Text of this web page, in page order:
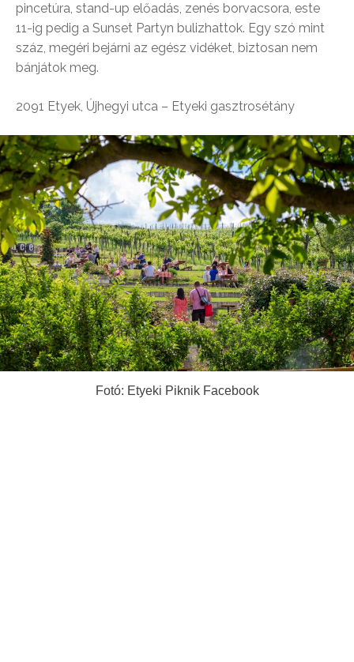
pincetúra, stand-up előadás, zenés borvacsora, este
11-ig pedig a Sunset Partyn bulizhattok. Egy szó mint
száz, megéri bejárni az egész vidéket, biztosan nem
bánjátok meg.
2091 Etyek, Újhegyi utca – Etyeki gasztrosétány
Fotó: Etyeki Piknik Facebook